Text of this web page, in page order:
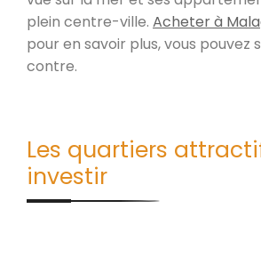
plein centre-ville. Acheter à
pour en savoir plus, vous pouvez
contre.
Les quartiers
investir